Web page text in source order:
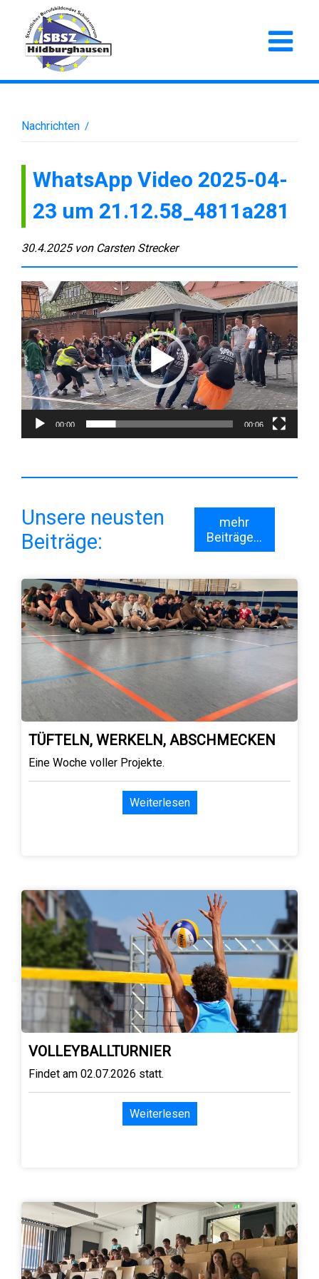
Nachrichten /
WhatsApp Video 2025-04-
23 um 21.12.58_4811a281
30.4.2025 von Carsten Strecker
Video-
Player
00:00 00:06
Unsere neusten
Beiträge:
mehr
Beiträge...
TÜFTELN, WERKELN, ABSCHMECKEN
Eine Woche voller Projekte.
Weiterlesen
VOLLEYBALLTURNIER
Findet am 02.07.2026 statt.
Weiterlesen